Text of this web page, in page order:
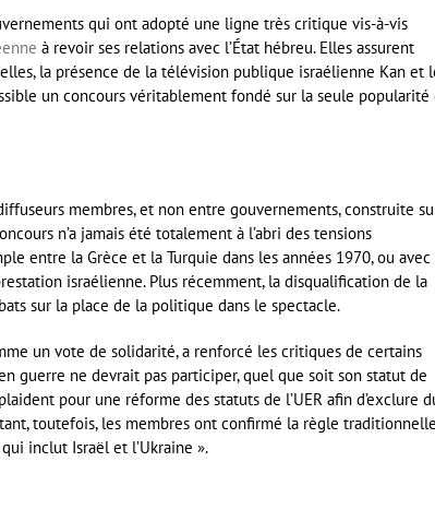
qui ont adopté une ligne très critique vis-à-vis
à revoir ses relations avec l’État hébreu. Elles assurent
la présence de la télévision publique israélienne Kan et
un concours véritablement fondé sur la seule popularité
membres, et non entre gouvernements, construite
n’a jamais été totalement à l’abri des tensions
entre la Grèce et la Turquie dans les années 1970, ou
israélienne. Plus récemment, la disqualification de la
sur la place de la politique dans le spectacle.
un vote de solidarité, a renforcé les critiques de certains
guerre ne devrait pas participer, quel que soit son statut de
pour une réforme des statuts de l’UER afin d’exclure
toutefois, les membres ont confirmé la règle
inclut Israël et l’Ukraine ».